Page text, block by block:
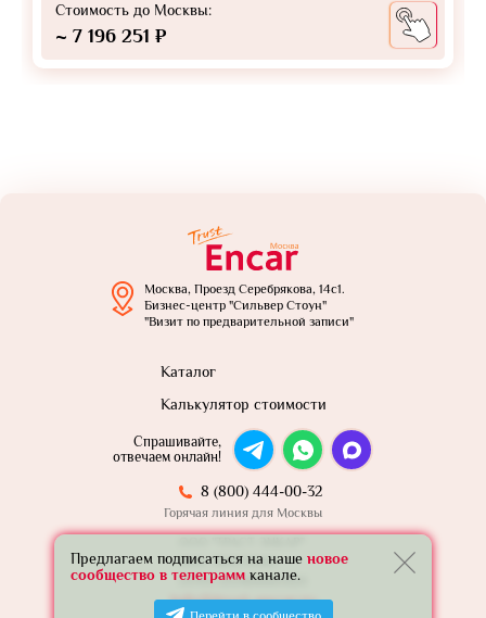
Стоимость до Москвы:
~ 7 196 251 ₽
Москва, Проезд Серебрякова, 14с1.
Бизнес-центр "Сильвер Стоун"
"Визит по предварительной записи"
Каталог
Калькулятор стоимости
Спрашивайте,
отвечаем онлайн!
8 (800) 444-00-32
Горячая линия для Москвы
ИНН: 7801739565
ОГРН: 1257800005924
info@trust-encar.ru
Предлагаем подписаться на наше новое
сообщество в телеграмм канале.